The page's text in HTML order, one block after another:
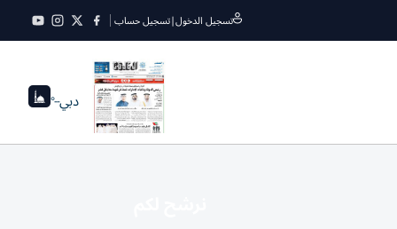
تسجيل الدخول|تسجيل حساب
دبي--°